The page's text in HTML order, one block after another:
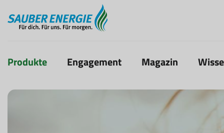
Produkte Engagement Magazin